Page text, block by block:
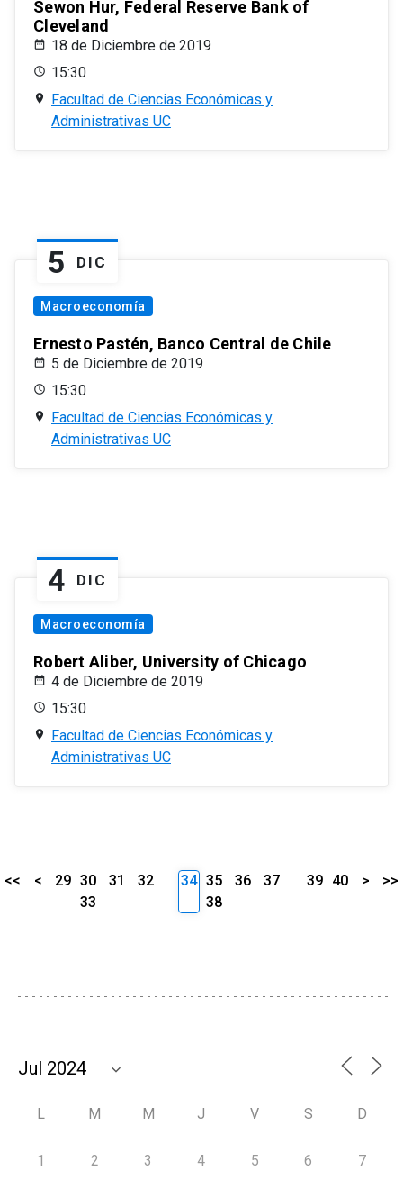
Sewon Hur, Federal Reserve Bank of
Cleveland
18 de Diciembre de 2019
15:30
Facultad de Ciencias Económicas y
Administrativas UC
5 DIC
Macroeconomía
Ernesto Pastén, Banco Central de Chile
5 de Diciembre de 2019
15:30
Facultad de Ciencias Económicas y
Administrativas UC
4 DIC
Macroeconomía
Robert Aliber, University of Chicago
4 de Diciembre de 2019
15:30
Facultad de Ciencias Económicas y
Administrativas UC
<< < 29 30 31
32
33
34 35 36
37
38
39 40 > >>
L M M J V S D
1 2 3 4 5 6 7